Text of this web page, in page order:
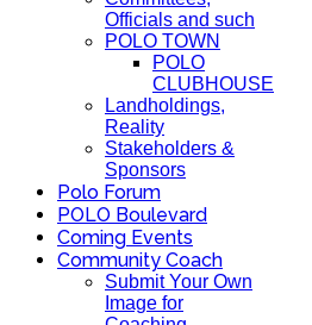
Officials and such
POLO TOWN
POLO
CLUBHOUSE
Landholdings,
Reality
Stakeholders &
Sponsors
Polo Forum
POLO Boulevard
Coming Events
Community Coach
Submit Your Own
Image for